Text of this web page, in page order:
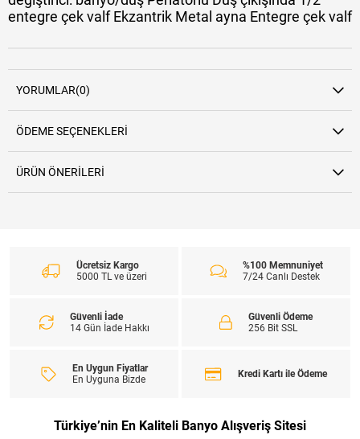
entegre çek valf Ekzantrik Metal ayna Entegre çek valf
YORUMLAR(0)
ÖDEME SEÇENEKLERI
ÜRÜN ÖNERILERI
Ücretsiz Kargo
5000 TL ve üzeri
%100 Memnuniyet
7/24 Canlı Destek
Güvenli İade
14 Gün İade Hakkı
Güvenli Ödeme
256 Bit SSL
En Uygun Fiyatlar
En Uyguna Bizde
Kredi Kartı ile Ödeme
Türkiye’nin En Kaliteli Banyo Alışveriş Sitesi